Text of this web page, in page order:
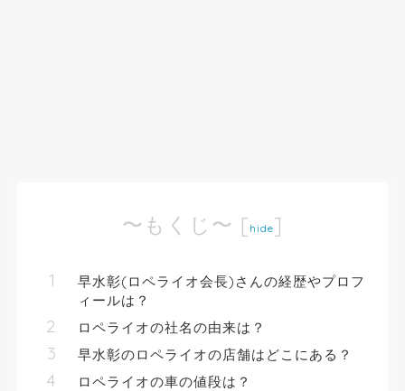
〜もくじ〜 [ hide]
早水彰(ロペライオ会長)さんの経歴やプロフ
ィールは？
ロペライオの社名の由来は？
早水彰のロペライオの店舗はどこにある？
ロペライオの車の値段は？